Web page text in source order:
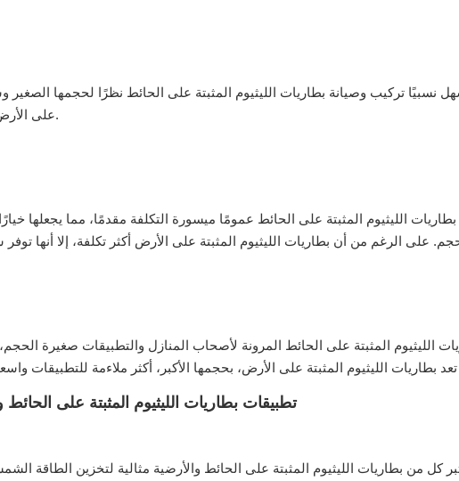
نسبيًا تركيب وصيانة بطاريات الليثيوم المثبتة على الحائط نظرًا لحجمها الصغير
على الأرض تركيبًا احترافيًا وصيانة دورية نظرًا لحجمها ووزنها الأكبر.
الليثيوم المثبتة على الحائط عمومًا ميسورة التكلفة مقدمًا، مما يجعلها
الليثيوم المثبتة على الحائط المرونة لأصحاب المنازل والتطبيقات صغيرة
تطبيقات بطاريات الليثيوم المثبتة على
كل من بطاريات الليثيوم المثبتة على الحائط والأرضية مثالية لتخزين الطاقة